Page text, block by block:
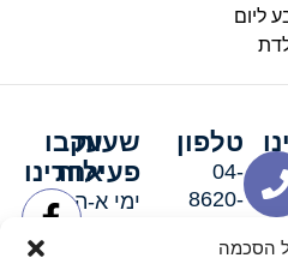
הסכמה
ליום
טלפון
04-
8620-
שעות
פעילות
ימי א-ה:
עקבו
אחרינו